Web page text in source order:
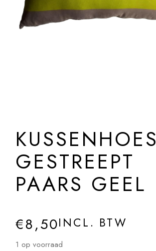
KUSSENHOES
GESTREEPT
PAARS GEEL
€8,50INCL. BTW
1 op voorraad